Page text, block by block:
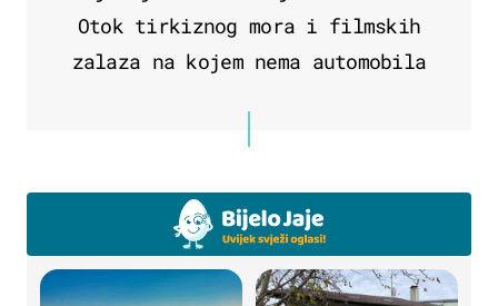
Otok tirkiznog mora i filmskih
zalaza na kojem nema automobila